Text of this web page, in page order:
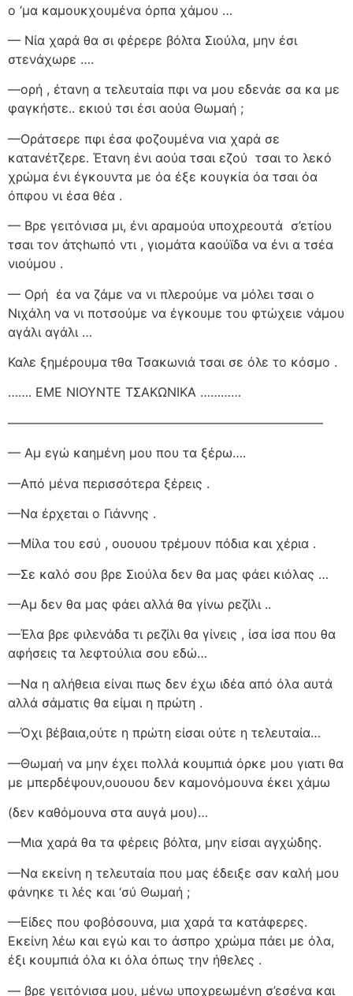
ο ‘μα καμουκχουμένα όρπα χάμου …
— Νία χαρά θα σι φέρερε βόλτα Σιούλα, μην έσι
στενάχωρε ….
—ορή , έτανη α τελευταία πφι να μου εδενάε σα κα με
φαγκήστε.. εκιού τσι έσι αούα Θωμαή ;
—Οράτσερε πφι έσα φοζουμένα νια χαρά σε
κατανέτζερε. Έτανη ένι αούα τσαι εζού τσαι το λεκό
χρώμα ένι έγκουντα με όα έξε κουγκία όα τσαι όα
όπφου νι έσα θέα .
— Βρε γειτόνισα μι, ένι αραμούα υποχρεουτά σ’ετίου
τσαι τον άτςhωπό ντι , γιομάτα καούϊδα να ένι α τσέα
νιούμου .
— Ορή έα να ζάμε να νι πλερούμε να μόλει τσαι ο
Νιχάλη να νι ποτσούμε να έγκουμε του φτώχειε νάμου
αγάλι αγάλι …
Καλε ξημέρουμα τθα Τσακωνιά τσαι σε όλε το κόσμο .
……. ΕΜΕ ΝΙΟΥΝΤΕ ΤΣΑΚΩΝΙΚΑ …………
—————————————————————————
— Αμ εγώ καημένη μου που τα ξέρω….
—Από μένα περισσότερα ξέρεις .
—Να έρχεται ο Γιάννης .
—Μίλα του εσύ , ουουου τρέμουν πόδια και χέρια .
—Σε καλό σου βρε Σιούλα δεν θα μας φάει κιόλας …
—Αμ δεν θα μας φάει αλλά θα γίνω ρεζίλι ..
—Έλα βρε φιλενάδα τι ρεζίλι θα γίνεις , ίσα ίσα που θα
αφήσεις τα λεφτούλια σου εδώ…
—Να η αλήθεια είναι πως δεν έχω ιδέα από όλα αυτά
αλλά σάματις θα είμαι η πρώτη .
—Όχι βέβαια,ούτε η πρώτη είσαι ούτε η τελευταία…
—Θωμαή να μην έχει πολλά κουμπιά όρκε μου γιατι θα
με μπερδέψουν,ουουου δεν καμονόμουνα έκει χάμω
(δεν καθόμουνα στα αυγά μου)…
—Μια χαρά θα τα φέρεις βόλτα, μην είσαι αγχώδης.
—Να εκείνη η τελευταία που μας έδειξε σαν καλή μου
φάνηκε τι λές και ‘σύ Θωμαή ;
—Είδες που φοβόσουνα, μια χαρά τα κατάφερες.
Εκείνη λέω και εγώ και το άσπρο χρώμα πάει με όλα,
έξι κουμπιά όλα κι όλα όπως την ήθελες .
— βρε γειτόνισα μου, μένω υποχρεωμένη σ’εσένα και